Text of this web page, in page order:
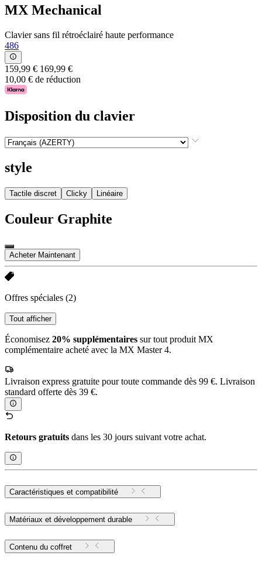
MX Mechanical
Clavier sans fil rétroéclairé haute performance
486
159,99 € 169,99 €
10,00 € de réduction
Disposition du clavier
style
Tactile discret Clicky Linéaire
Couleur Graphite
Acheter Maintenant
Offres spéciales (2)
Tout afficher
Économisez 20% supplémentaires sur tout produit MX
complémentaire acheté avec la MX Master 4.
Livraison express gratuite pour toute commande dès 99 €. Livraison
standard offerte dès 39 €.
Retours gratuits dans les 30 jours suivant votre achat.
Caractéristiques et compatibilité
Matériaux et développement durable
Contenu du coffret